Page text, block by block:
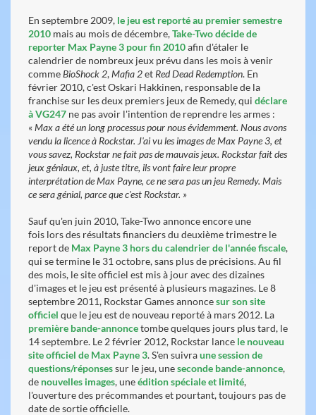
En septembre 2009, le jeu est reporté au premier semestre
2010 mais au mois de décembre,Take-Two décide de
reporter Max Payne 3 pour fin 2010afin d'étaler le
calendrier de nombreux jeux prévu dans les mois à venir
commeBioShock 2,Mafia 2et Red Dead Redemption. En
février 2010, c'est Oskari Hakkinen, responsable de la
franchise sur les deux premiers jeux de Remedy, qui déclare
à VG247 ne pas avoir l'intention de reprendre les armes :
«Max a été un long processus pour nous évidemment. Nous avons
vendu la licence à Rockstar. J'ai vu les images de Max Payne 3, et
vous savez, Rockstar ne fait pas de mauvais jeux. Rockstar fait des
jeux géniaux, et, à juste titre, ils vont faire leur propre
interprétation de Max Payne, ce ne sera pas un jeu Remedy. Mais
ce sera génial, parce que c'est Rockstar. »
Sauf qu'en juin 2010, Take-Two annonce encore une
fois lors des résultats financiers du deuxième trimestre le
report de Max Payne 3 hors du calendrier de l'année fiscale,
qui se termine le 31 octobre, sans plus de précisions. Au fil
des mois, le site officiel est mis à jour avec des dizaines
d'images et le jeu est présenté à plusieurs magazines. Le 8
septembre 2011, Rockstar Games annoncesur son site
officiel que le jeu est de nouveau reporté à mars 2012. La
première bande-annoncetombe quelques jours plus tard, le
14 septembre. Le 2 février 2012, Rockstar lance le nouveau
site officiel de Max Payne 3. S'en suivraune session de
questions/réponsessur le jeu, uneseconde bande-annonce,
de nouvelles images, uneédition spéciale et limité,
l'ouverture des précommandes et pourtant, toujours pas de
date de sortie officielle.